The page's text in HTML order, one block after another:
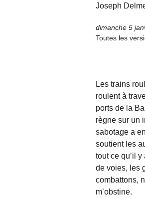
Joseph
dimanche 5
Toutes les
Les trains
roulent à
ports de la
règne sur un
sabotage a
soutient les
tout ce qu’il
de voies, les
combattons,
m’obstine.